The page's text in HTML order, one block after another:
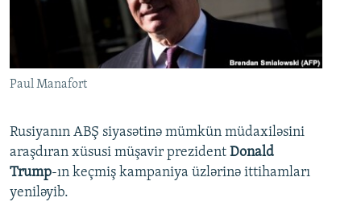
AZƏRBAYCAN ƏDƏBIYYATI KITABXANASI
İSLAM VƏ DEMOKRATIYA
PEŞƏ ETIKASI VƏ JURNALISTIKA STANDARTLARIMIZ
BIZIMLƏ ƏLAQƏ
XƏBƏR BÜLLETENLƏRIMIZ
Paul Manafort
Rusiyanın ABŞ siyasətinə mümkün müdaxiləsini
araşdıran xüsusi müşavir prezident Donald
Trump-ın keçmiş kampaniya üzlərinə ittihamları
yeniləyib.